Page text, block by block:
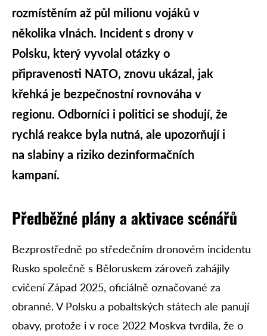
rozmístěním až půl milionu vojáků v
několika vlnách. Incident s drony v
Polsku, který vyvolal otázky o
připravenosti NATO, znovu ukázal, jak
křehká je bezpečnostní rovnováha v
regionu. Odborníci i politici se shodují, že
rychlá reakce byla nutná, ale upozorňují i
na slabiny a riziko dezinformačních
kampaní.
Předběžné plány a aktivace scénářů
Bezprostředně po středečním dronovém incidentu
Rusko společně s Běloruskem zároveň zahájily
cvičení Západ 2025, oficiálně označované za
obranné. V Polsku a pobaltských státech ale panují
obavy, protože i v roce 2022 Moskva tvrdila, že o